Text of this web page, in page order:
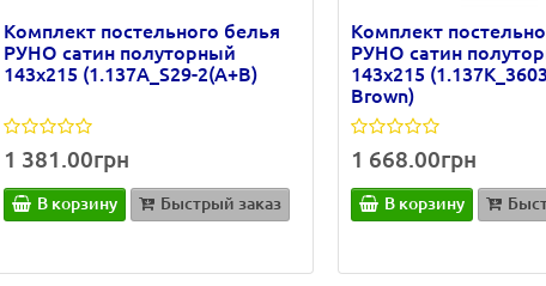
Комплект постельного белья
РУНО сатин полуторный
143х215 (1.137А_S29-2(A+B)
1 381.00грн
В корзину Быстрый заказ
Комплект
РУНО сатин
143х215
Brown)
1 668.00грн
В корзину